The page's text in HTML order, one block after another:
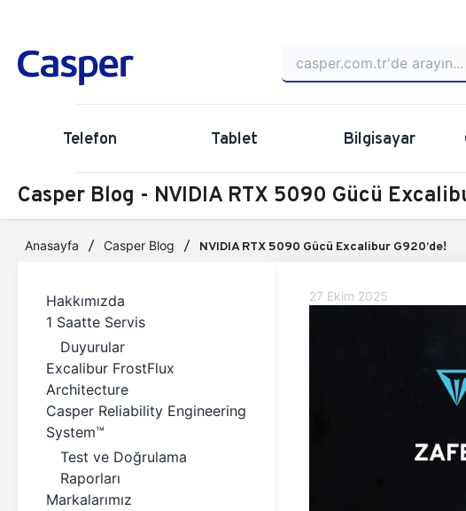
Telefon Tablet Bilgisayar
Casper Blog - NVIDIA RTX 5090 Gücü
Anasayfa Casper Blog NVIDIA RTX 5090 Gücü Excalibur G920’de!
Hakkımızda
1 Saatte Servis
Duyurular
Excalibur FrostFlux
Architecture
Casper Reliability Engineering
System™
Test ve Doğrulama
Raporları
Markalarımız
27 Ekim 2025